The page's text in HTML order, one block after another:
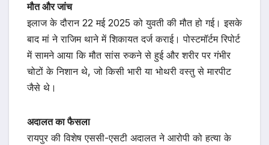
मौत और जांच
इलाज के दौरान 22 मई 2025 को युवती की मौत हो गई। इसके
बाद मां ने राजिम थाने में शिकायत दर्ज कराई। पोस्टमॉर्टम रिपोर्ट
में सामने आया कि मौत सांस रुकने से हुई और शरीर पर गंभीर
चोटों के निशान थे, जो किसी भारी या भोथरी वस्तु से मारपीट
जैसे थे।
अदालत का फैसला
रायपुर की विशेष एससी-एसटी अदालत ने आरोपी को हत्या के